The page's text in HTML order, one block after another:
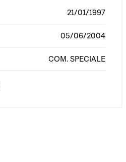
21/01/1997
05/06/2004
COM. SPECIALE